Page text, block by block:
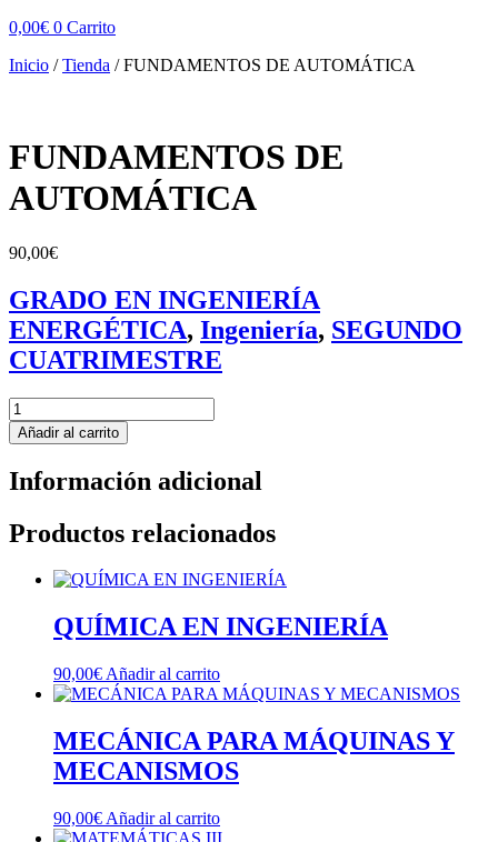
0,00€ 0 Carrito
Inicio /Tienda /FUNDAMENTOS DE AUTOMÁTICA
FUNDAMENTOS DE
AUTOMÁTICA
90,00€
GRADO EN INGENIERÍA
ENERGÉTICA, Ingeniería, SEGUNDO
CUATRIMESTRE
FUNDAMENTOS
DE
AUTOMÁTICA
Añadir al carrito
Información adicional
Productos relacionados
QUÍMICA EN INGENIERÍA
90,00€ Añadir al carrito
MECÁNICA PARA MÁQUINAS Y
MECANISMOS
90,00€ Añadir al carrito